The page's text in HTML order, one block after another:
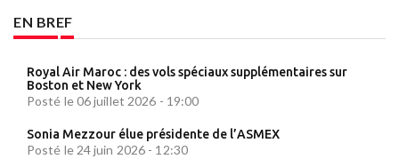
EN BREF
Royal Air Maroc : des vols spéciaux supplémentaires sur
Boston et New York
Posté le 06 juillet 2026 - 19:00
Sonia Mezzour élue présidente de l’ASMEX
Posté le 24 juin 2026 - 12:30